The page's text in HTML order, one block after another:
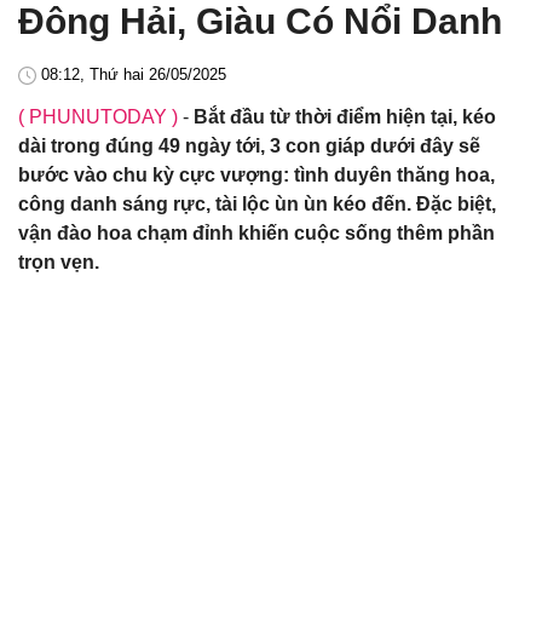
Đông Hải, Giàu Có Nổi Danh
08:12, Thứ hai 26/05/2025
( PHUNUTODAY ) - Bắt đầu từ thời điểm hiện tại, kéo
dài trong đúng 49 ngày tới, 3 con giáp dưới đây sẽ
bước vào chu kỳ cực vượng: tình duyên thăng hoa,
công danh sáng rực, tài lộc ùn ùn kéo đến. Đặc biệt,
vận đào hoa chạm đỉnh khiến cuộc sống thêm phần
trọn vẹn.